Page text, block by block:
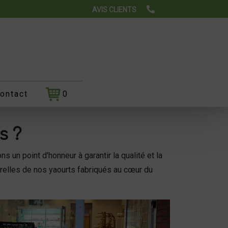
AVIS CLIENTS
0
?
un point d'honneur à garantir la qualité et la
de nos yaourts fabriqués au cœur du